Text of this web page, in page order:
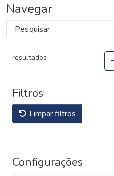
Navegar
resultados
Filtros
Limpar filtros
Configurações